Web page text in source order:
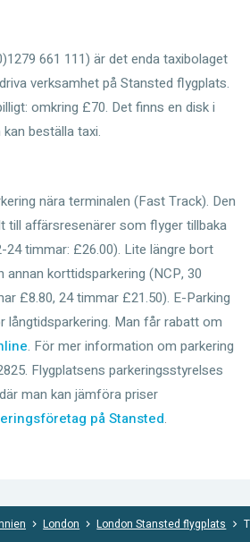
661 111) är det enda taxibolaget
verksamhet på Stansted flygplats.
omkring £70. Det finns en disk i
beställa taxi.
nära terminalen (Fast Track). Den
till affärsresenärer som flyger tillbaka
timmar: £26.00). Lite längre bort
korttidsparkering (NCP, 30
£8.80, 24 timmar £21.50). E-Parking
långtidsparkering. Man får rabatt om
. För mer information om parkering
Flygplatsens parkeringsstyrelses
man kan jämföra priser
på Stansted.
London London Stansted flygplats